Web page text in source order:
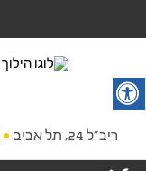
ריב"ל 24, תל אביב